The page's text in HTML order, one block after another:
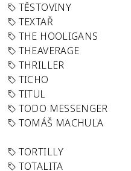
TĚSTOVINY
TEXTAŘ
THE HOOLIGANS
THEAVERAGE
THRILLER
TICHO
TITUL
TODO MESSENGER
TOMÁŠ MACHULA
TORTILLY
TOTALITA